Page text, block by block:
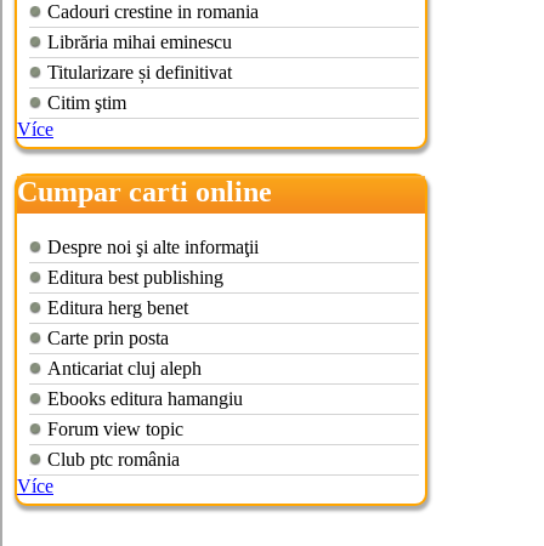
Cadouri crestine in romania
Librăria mihai eminescu
Titularizare și definitivat
Citim ştim
Více
Cumpar carti online
Despre noi şi alte informaţii
Editura best publishing
Editura herg benet
Carte prin posta
Anticariat cluj aleph
Ebooks editura hamangiu
Forum view topic
Club ptc românia
Více